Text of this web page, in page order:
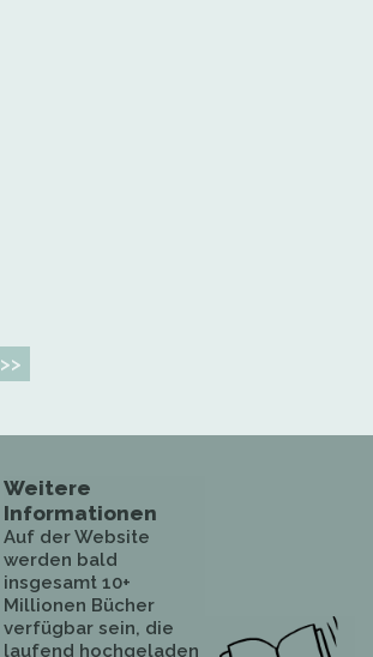
>>
Weitere
Informationen
Auf der Website
werden bald
insgesamt 10+
Millionen Bücher
verfügbar sein, die
laufend hochgeladen